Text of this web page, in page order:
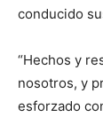
conducido
“Hechos y
nosotros, y
esforzado